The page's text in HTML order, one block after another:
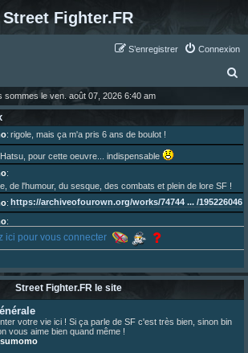
Street Fighter.FR
Connexion
S’enregistrer
c
h
e
sommes le ven. août 07, 2026 6:40 am
: rigole, mais ça m'a pris 6 ans de boulot !
pour cette oeuvre... indispensable
:
de l'humour, du sesque, des combats et plein de lore SF !
: https://archiveofourown.org/works/74744 ... /195226046
:
Pour la peine je reposte ma dernière fic.
:
:bio de Alex en ligne les gens !
:
poster ma 1e review de figurine !
chouette SFFR shoutbox !
:nouvelle trad caniculaire les amis !
ici pour vous connecter
Street Fighter.FR le site
votre vie ici ! Si ça parle de SF c'est très bien, sinon bin
vous aime bien quand même !